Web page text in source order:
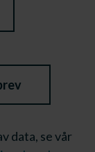
data, se vår